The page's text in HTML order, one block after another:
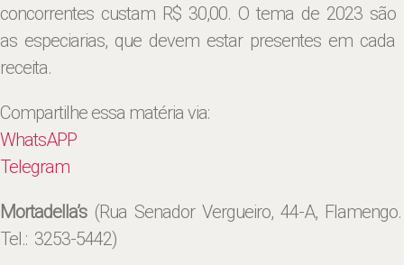
concorrentes custam R$ 30,00. O tema de 2023 são
as especiarias, que devem estar presentes em cada
receita.
Compartilhe essa matéria via:
WhatsAPP
Telegram
Mortadella’s(Rua Senador Vergueiro, 44-A, Flamengo.
Tel.: 3253-5442)